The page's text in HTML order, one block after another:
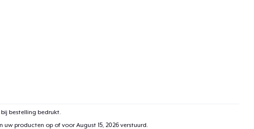
bestelling bedrukt.
uw producten op of voorAugust 15, 2026verstuurd.